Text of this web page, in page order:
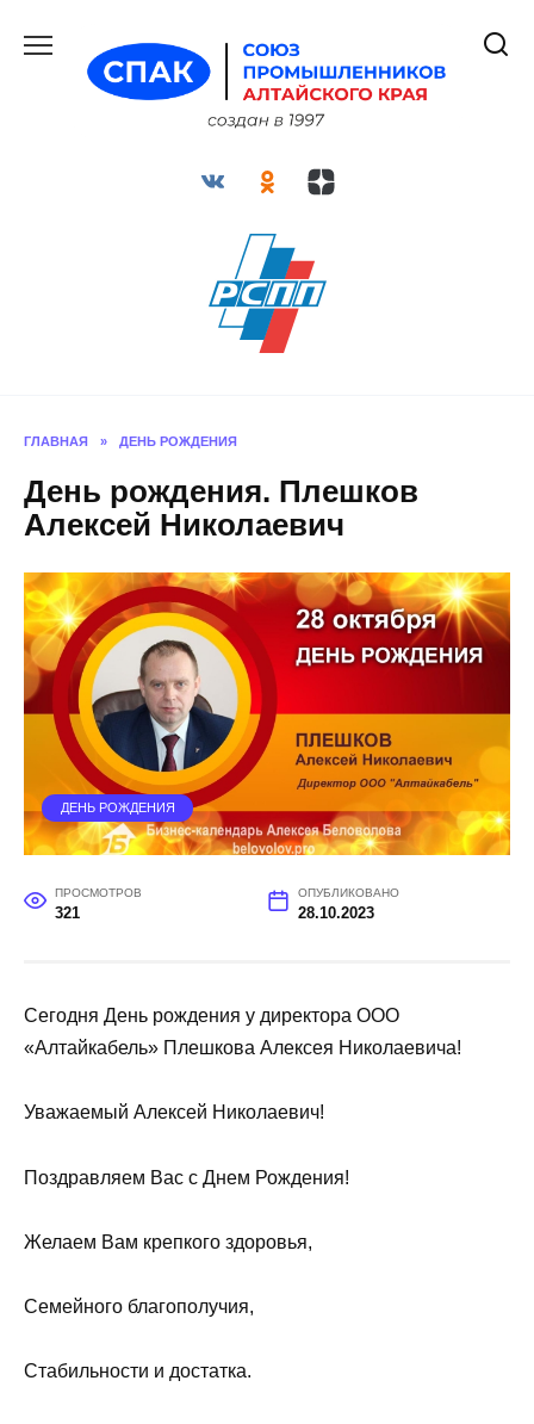
содержанию
ГЛАВНАЯ » ДЕНЬ РОЖДЕНИЯ
День рождения. Плешков
Алексей Николаевич
ДЕНЬ РОЖДЕНИЯ
ПРОСМОТРОВ
321
ОПУБЛИКОВАНО
28.10.2023
Сегодня День рождения у директора ООО
«Алтайкабель» Плешкова Алексея Николаевича!
Уважаемый Алексей Николаевич!
Поздравляем Вас с Днем Рождения!
Желаем Вам крепкого здоровья,
Семейного благополучия,
Стабильности и достатка.